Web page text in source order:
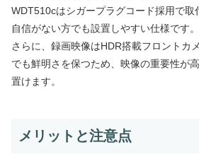
WDT510cはシガープラグコード採用で取
自信がない方でも設置しやすい仕様です。
さらに、録画映像はHDR搭載フロントカ
でも鮮明さを保つため、映像の重要性が
置けます。
メリットと注意点